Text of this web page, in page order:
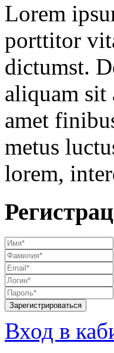
Lorem
porttitor
dictumst.
aliquam sit
amet
metus
lorem,
Зарегистрироваться
Вход в